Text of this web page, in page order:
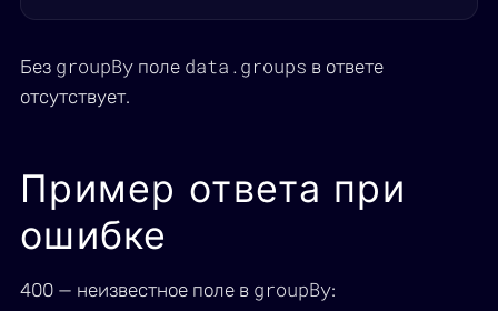
Без groupBy поле data.groups в ответе
отсутствует.
Пример ответа при
ошибке
400 — неизвестное поле в groupBy: